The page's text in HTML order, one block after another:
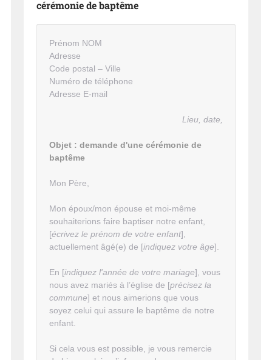
cérémonie de baptême
Prénom NOM
Adresse
Code postal – Ville
Numéro de téléphone
Adresse E-mail
Lieu, date,
Objet : demande d'une cérémonie de
baptême
Mon Père,
Mon époux/mon épouse et moi-même
souhaiterions faire baptiser notre enfant,
[écrivez le prénom de votre enfant],
actuellement âgé(e) de [indiquez votre âge].
En [indiquez l'année de votre mariage], vous
nous avez mariés à l’église de [précisez la
commune] et nous aimerions que vous
soyez celui qui assure le baptême de notre
enfant.
Si cela vous est possible, je vous remercie